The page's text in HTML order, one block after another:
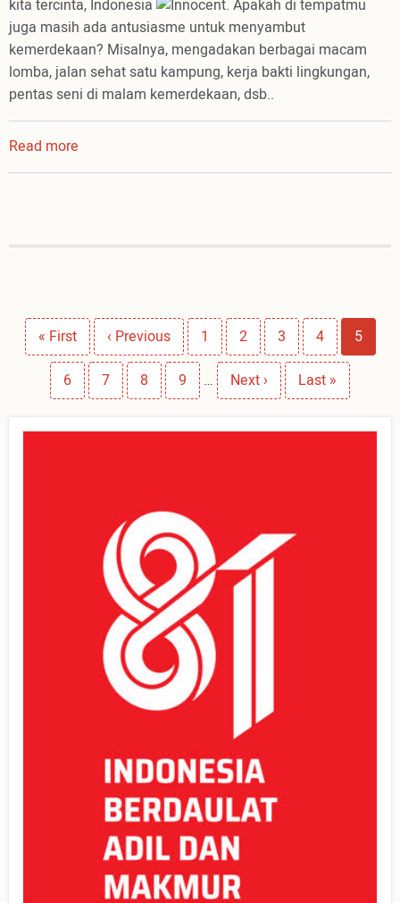
kita tercinta, Indonesia
. Apakah di tempatmu
juga masih ada antusiasme untuk menyambut
kemerdekaan? Misalnya, mengadakan berbagai macam
lomba, jalan sehat satu kampung, kerja bakti lingkungan,
pentas seni di malam kemerdekaan, dsb..
Read more
Menikmati
Pagination
First
page
« First
Previous
page
‹ Previous Page
1 Page
2 Page
3 Page
4 Page
5
Page
6 Page
7 Page
8 Page
9 …
Next
page
Next ›
Last
page
Last »